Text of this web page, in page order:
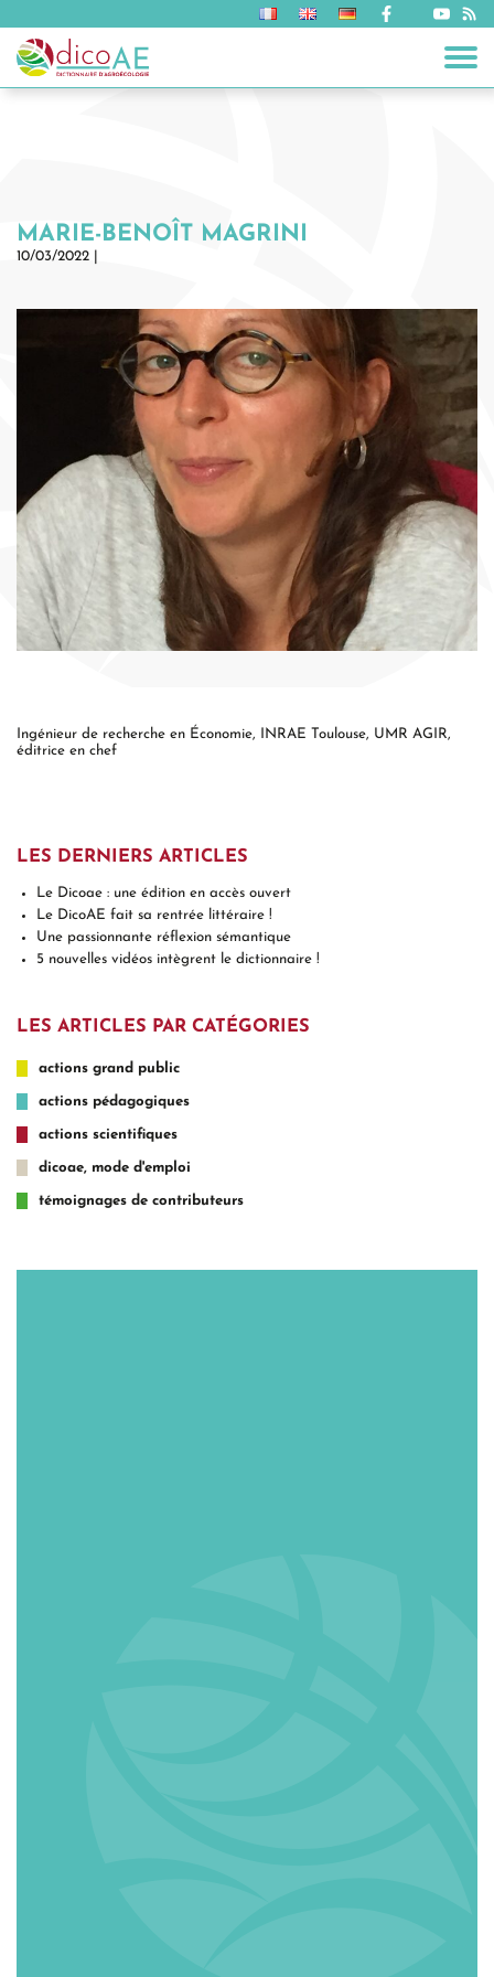
MARIE-BENOÎT MAGRINI
10/03/2022 |
Ingénieur de recherche en Économie, INRAE Toulouse, UMR AGIR,
éditrice en chef
LES DERNIERS ARTICLES
Le Dicoae : une édition en accès ouvert
Le DicoAE fait sa rentrée littéraire !
Une passionnante réflexion sémantique
5 nouvelles vidéos intègrent le dictionnaire !
LES ARTICLES PAR CATÉGORIES
actions grand public
actions pédagogiques
actions scientifiques
dicoae, mode d'emploi
témoignages de contributeurs